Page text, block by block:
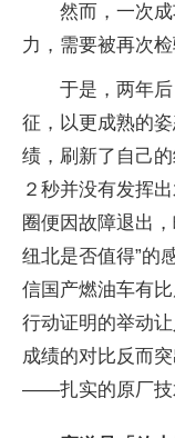
然而，一次
力，需要被再次检
于是，两年
征，以更成熟的
绩，刷新了自己
２秒并没有发挥
圈便因故障退出
纽北是否值得”的
信国产燃油车有
行动证明的举动
成绩的对比反而
——扎实的原厂技